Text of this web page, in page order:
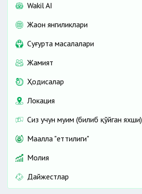
Wakil AI
Жаҳон янгиликлари
Cуғурта масалалари
Жамият
Ҳодисалар
Локация
Сиз учун муҳим (билиб қўйган яхши)
Маҳалла "еттилиги"
Молия
Дайжестлар